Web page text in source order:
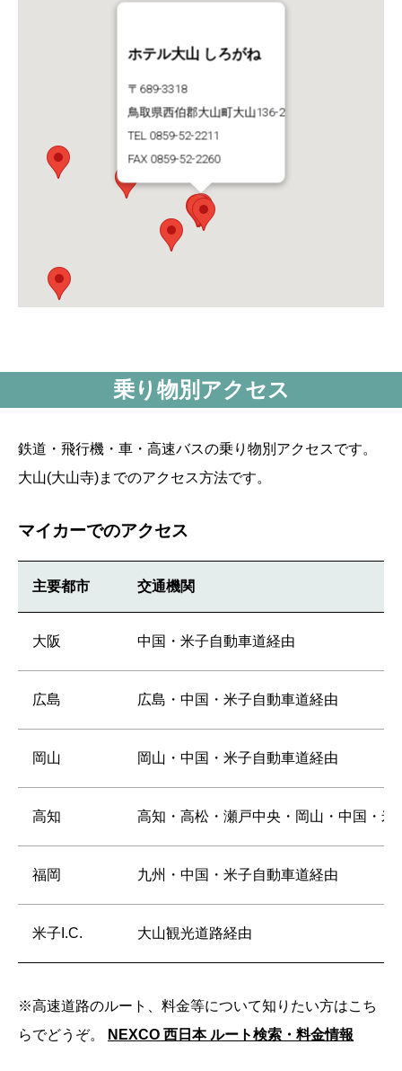
ホテル大山 しろがね
〒689-3318
鳥取県西伯郡大山町大山136-2
TEL 0859-52-2211
FAX 0859-52-2260
乗り物別アクセス
鉄道・飛行機・車・高速バスの乗り物別アクセスです。
大山(大山寺)までのアクセス方法です。
マイカーでのアクセス
主要都市 交通機関
大阪 中国・米子自動車道経由
広島 広島・中国・米子自動車道経由
岡山 岡山・中国・米子自動車道経由
高知 高知・高松・瀬戸中央・岡山・中国・米
福岡 九州・中国・米子自動車道経由
米子I.C. 大山観光道路経由
※高速道路のルート、料金等について知りたい方はこち
らでどうぞ。
NEXCO 西日本 ルート検索・料金情報